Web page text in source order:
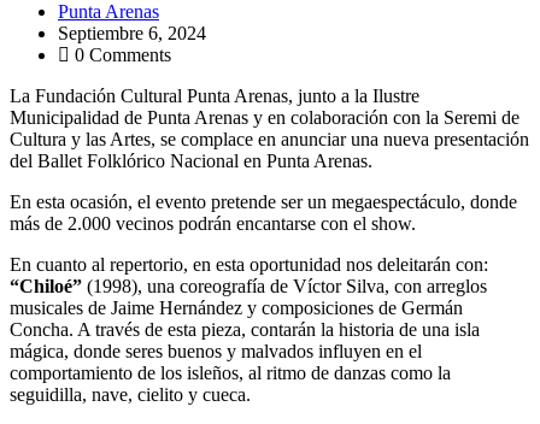
Punta Arenas
Septiembre 6, 2024
0 Comments
La Fundación Cultural Punta Arenas, junto a la Ilustre
Municipalidad de Punta Arenas y en colaboración con la Seremi de
Cultura y las Artes, se complace en anunciar una nueva presentación
del Ballet Folklórico Nacional en Punta Arenas.
En esta ocasión, el evento pretende ser un megaespectáculo, donde
más de 2.000 vecinos podrán encantarse con el show.
En cuanto al repertorio, en esta oportunidad nos deleitarán con:
“Chiloé” (1998), una coreografía de Víctor Silva, con arreglos
musicales de Jaime Hernández y composiciones de Germán
Concha. A través de esta pieza, contarán la historia de una isla
mágica, donde seres buenos y malvados influyen en el
comportamiento de los isleños, al ritmo de danzas como la
seguidilla, nave, cielito y cueca.